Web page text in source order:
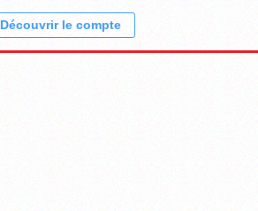
Découvrir le compte